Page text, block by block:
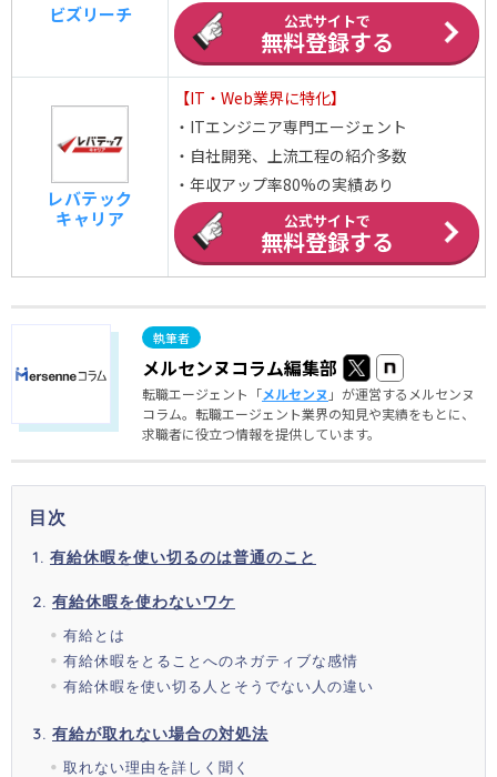
ビズリーチ 公式サイトで
無料登録する
レバテック
キャリア
【IT・Web業界に特化】
・ITエンジニア専門エージェント
・自社開発、上流工程の紹介多数
・年収アップ率80%の実績あり
公式サイトで
無料登録する
メルセンヌコラム編集部
転職エージェント「メルセンヌ 」が運営するメルセンヌ
コラム。転職エージェント業界の知見や実績をもとに、
求職者に役立つ情報を提供しています。
目次
有給休暇を使い切るのは普通のこと
有給休暇を使わないワケ
有給とは
有給休暇をとることへのネガティブな感情
有給休暇を使い切る人とそうでない人の違い
有給が取れない場合の対処法
取れない理由を詳しく聞く